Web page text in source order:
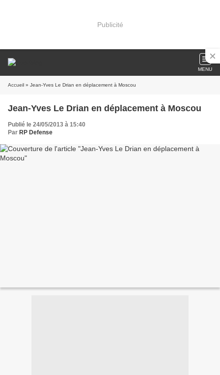
Publicité
MENU
Accueil » Jean-Yves Le Drian en déplacement à Moscou
Jean-Yves Le Drian en déplacement à Moscou
Publié le 24/05/2013 à 15:40
Par RP Defense